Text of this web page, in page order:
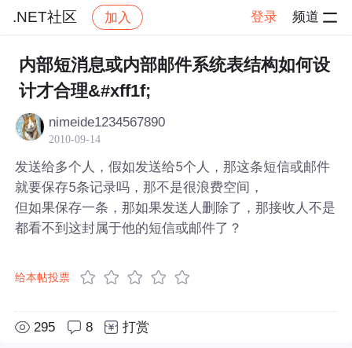
.NET社区 加入 登录 频道
社区 .NET社区 帖子详情
内部短消息或内部邮件系统表结构如何设
计才合理&#xff1f;
nimeide1234567890
2010-09-14
发送给多个人，假如发送给5个人，那这条短信或邮件
就要保存5条记录吗，那不是很浪费空间，
但如果保存一条，那如果发送人删除了，那接收人不是
都看不到这封属于他的短信或邮件了？
给本帖投票
295 8 打赏